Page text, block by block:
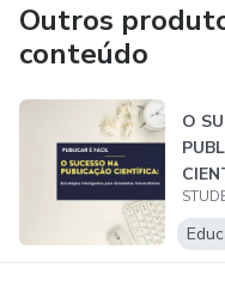
Outros
conteúdo
O